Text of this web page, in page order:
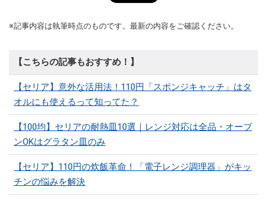
※記事内容は執筆時点のものです。最新の内容をご確認ください。
【こちらの記事もおすすめ！】
【セリア】意外な活用法！110円「スポンジキャッチ」はタ
オルにも使えるって知ってた？
【100均】セリアの耐熱皿10選｜レンジ対応は全品・オーブ
ンOKはグラタン皿のみ
【セリア】110円の炊飯革命！「電子レンジ調理器」がキッ
チンの悩みを解決